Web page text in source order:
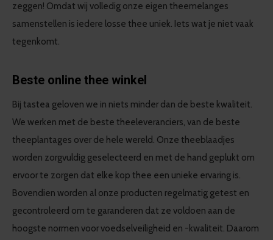
zeggen! Omdat wij volledig onze eigen theemelanges
samenstellen is iedere losse thee uniek. Iets wat je niet vaak
tegenkomt.
Beste online thee winkel
Bij tastea geloven we in niets minder dan de beste kwaliteit.
We werken met de beste theeleveranciers, van de beste
theeplantages over de hele wereld. Onze theeblaadjes
worden zorgvuldig geselecteerd en met de hand geplukt om
ervoor te zorgen dat elke kop thee een unieke ervaring is.
Bovendien worden al onze producten regelmatig getest en
gecontroleerd om te garanderen dat ze voldoen aan de
hoogste normen voor voedselveiligheid en -kwaliteit. Daarom